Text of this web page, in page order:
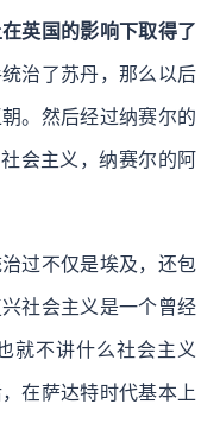
英国的影响下取得了
治了苏丹，那么以后
。然后经过纳赛尔的
会主义，纳赛尔的阿
过不仅是埃及，还包
社会主义是一个曾经
就不讲什么社会主义
在萨达特时代基本上